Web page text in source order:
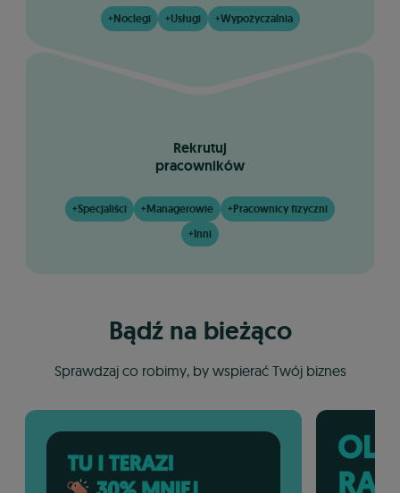
+Noclegi +Usługi +Wypożyczalnia
Rekrutuj
pracowników
+Specjaliści +Managerowie +Pracownicy fizyczni
+Inni
Bądź na bieżąco
Sprawdzaj co robimy, by wspierać Twój biznes